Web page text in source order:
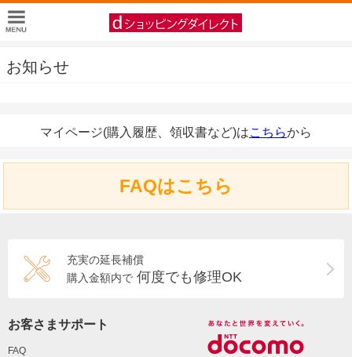
お知らせ
マイページ(購入履歴、領収書など)はこちらから
FAQはこちら
充実の延長補償
購入金額内で 何度でも修理OK
お客さまサポート
FAQ